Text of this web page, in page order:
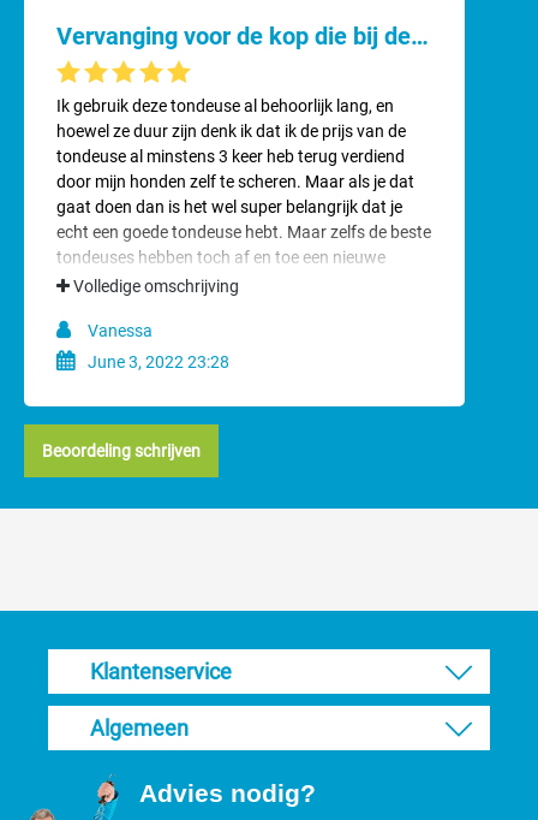
Vervanging voor de kop die bij de tondeuse kwam
Gemiddelde waardering van 5 van 5 sterren
Ik gebruik deze tondeuse al behoorlijk lang, en
hoewel ze duur zijn denk ik dat ik de prijs van de
tondeuse al minstens 3 keer heb terug verdiend
door mijn honden zelf te scheren. Maar als je dat
gaat doen dan is het wel super belangrijk dat je
echt een goede tondeuse hebt. Maar zelfs de beste
tondeuses hebben toch af en toe een nieuwe
scheerkop nodig. Deze was er snel en paste
Volledige omschrijving
Vanessa
June 3, 2022 23:28
Beoordeling schrijven
Klantenservice
Algemeen
Advies nodig?